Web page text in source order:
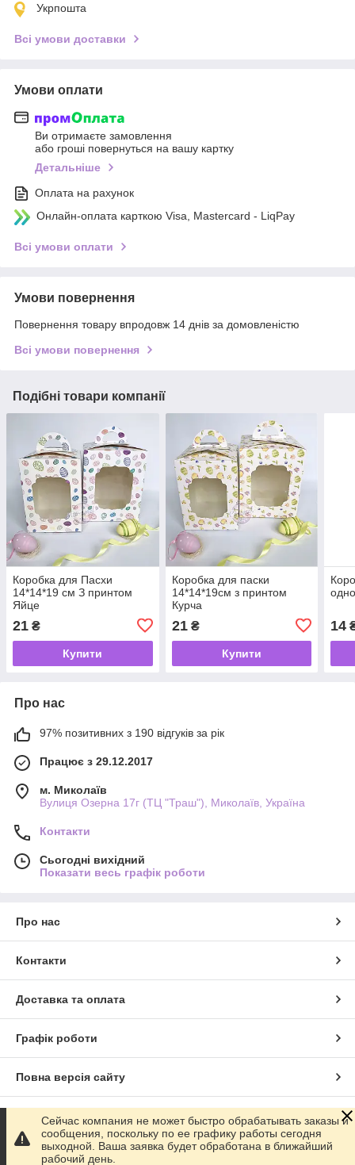
Укрпошта
Всі умови доставки
Умови оплати
Ви отримаєте замовлення
або гроші повернуться на вашу картку
Детальніше
Оплата на рахунок
Онлайн-оплата карткою Visa, Mastercard - LiqPay
Всі умови оплати
Умови повернення
Повернення товару впродовж 14 днів за домовленістю
Всі умови повернення
Подібні товари компанії
Коробка для Пасхи
14*14*19 см З принтом
Яйце
21 ₴
Купити
Коробка для паски
14*14*19см з принтом
Курча
21₴
Купити
14
Про нас
97% позитивних з 190 відгуків за рік
Працює з 29.12.2017
м. Миколаїв
Вулиця Озерна 17г (ТЦ "Траш"), Миколаїв, Україна
Контакти
Сьогодні вихідний
Показати весь графік роботи
Про нас
Контакти
Доставка та оплата
Графік роботи
Повна версія сайту
Сайт створено на маркетплейсі Prom.ua
Політика конфіденційності
Сейчас компания не может быстро обрабатывать заказы и
сообщения, поскольку по ее графику работы сегодня
выходной. Ваша заявка будет обработана в ближайший
рабочий день.